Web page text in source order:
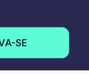
SE